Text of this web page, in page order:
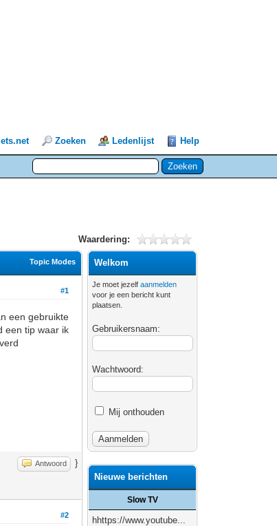
Zoeken Ledenlijst Help
Waardering:
Topic Modes
#1
een gebruikte
een tip waar ik
Antwoord }
#2
Welkom
Je moet jezelfaanmelden
voor je een bericht kunt
plaatsen.
Gebruikersnaam:
Wachtwoord:
Mij onthouden
Nieuwe berichten
Slow TV
hhttps://www.youtube...